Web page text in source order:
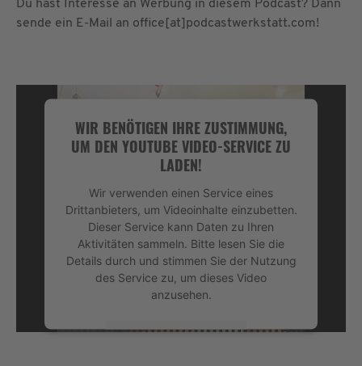
Du hast Interesse an Werbung in diesem Podcast? Dann
sende ein E-Mail an office[at]podcastwerkstatt.com!
WIR BENÖTIGEN IHRE ZUSTIMMUNG,
UM DEN YOUTUBE VIDEO-SERVICE ZU
LADEN!
Wir verwenden einen Service eines
Drittanbieters, um Videoinhalte einzubetten.
Dieser Service kann Daten zu Ihren
Aktivitäten sammeln. Bitte lesen Sie die
Details durch und stimmen Sie der Nutzung
des Service zu, um dieses Video
anzusehen.
Mehr Informationen